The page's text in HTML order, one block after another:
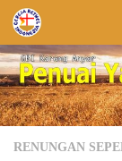
Skip to content
RENUNGAN